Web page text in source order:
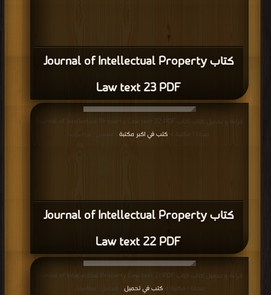
كتاب Journal of Intellectual Property
Law text 23 PDF
كتاب Journal of Intellectual Property
Law text 22 PDF
قراءة و تحميل كتاب كتاب Journal of Intellectual Property Law text 22 PDF
مجانا | مكتبة >كتب في اكبر مكتبة | التحميل : مرة/مرات
قراءة و تحميل كتاب كتاب Journal of Intellectual Property Law text 21 PDF
مجانا | مكتبة >كتب في تحميل | التحميل : مرة/مرات